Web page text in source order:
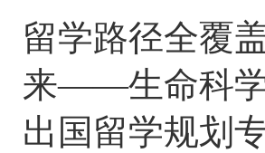
留学路径全覆
来——生命科
出国留学规划